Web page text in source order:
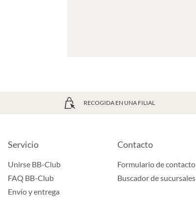
RECOGIDA EN UNA FILIAL
Servicio
Unirse BB-Club
FAQ BB-Club
Envío y entrega
Contacto
Formulario de contacto
Buscador de sucursales